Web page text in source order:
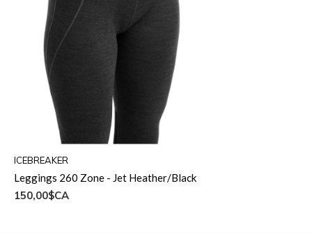
ICEBREAKER
Leggings 260 Zone - Jet Heather/Black
150,00$CA